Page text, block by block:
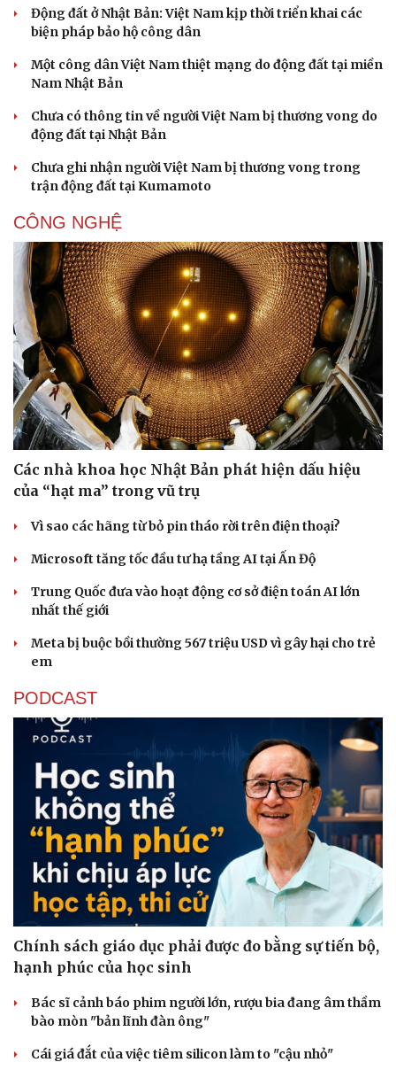
Nhi khoa
Nam khoa
Phòng mạch online
Ăn sạch sống khỏe
Động đất ở Nhật Bản: Việt Nam kịp thời triển khai các
biện pháp bảo hộ công dân
Một công dân Việt Nam thiệt mạng do động đất tại miền
Nam Nhật Bản
Chưa có thông tin về người Việt Nam bị thương vong do
động đất tại Nhật Bản
Chưa ghi nhận người Việt Nam bị thương vong trong
trận động đất tại Kumamoto
CÔNG NGHỆ
Các nhà khoa học Nhật Bản phát hiện dấu hiệu
của “hạt ma” trong vũ trụ
Vì sao các hãng từ bỏ pin tháo rời trên điện thoại?
Microsoft tăng tốc đầu tư hạ tầng AI tại Ấn Độ
Trung Quốc đưa vào hoạt động cơ sở điện toán AI lớn
nhất thế giới
Meta bị buộc bồi thường 567 triệu USD vì gây hại cho trẻ
em
PODCAST
Chính sách giáo dục phải được đo bằng sự tiến bộ,
hạnh phúc của học sinh
Bác sĩ cảnh báo phim người lớn, rượu bia đang âm thầm
bào mòn "bản lĩnh đàn ông"
Cái giá đắt của việc tiêm silicon làm to "cậu nhỏ"